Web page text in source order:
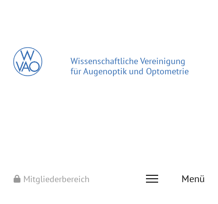
Wissenschaftliche Vereinigung
für Augenoptik und Optometrie
Mitgliederbereich Menü